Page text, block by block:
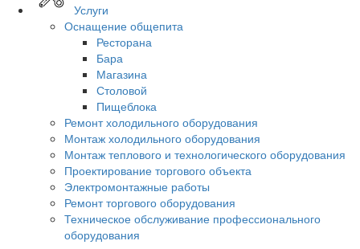
Услуги
Оснащение общепита
Ресторана
Бара
Магазина
Столовой
Пищеблока
Ремонт холодильного оборудования
Монтаж холодильного оборудования
Монтаж теплового и технологического оборудования
Проектирование торгового объекта
Электромонтажные работы
Ремонт торгового оборудования
Техническое обслуживание профессионального
оборудования